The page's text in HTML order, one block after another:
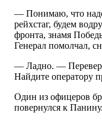
— Понимаю, что
рейхстаг, будем
фронта, знамя
Генерал помолчал,
— Ладно. —
Найдите оператору
Один из офицеров
повернулся к Панину.